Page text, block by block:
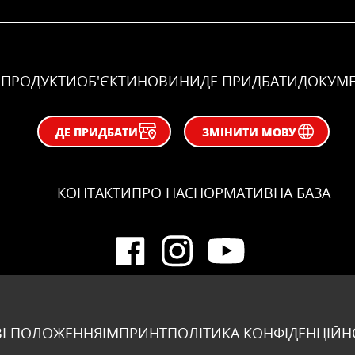
ПРОДУКТИОБ'ЄКТИНОВИНИДЕ ПРИДБАТИ
ДЕ ПРИДБАТИ ЗМІНИТИ МОВУ
КОНТАКТИПРО НАСНОРМАТИВНА БАЗА
ПОЛОЖЕННЯІМПРИНТПОЛІТИКА